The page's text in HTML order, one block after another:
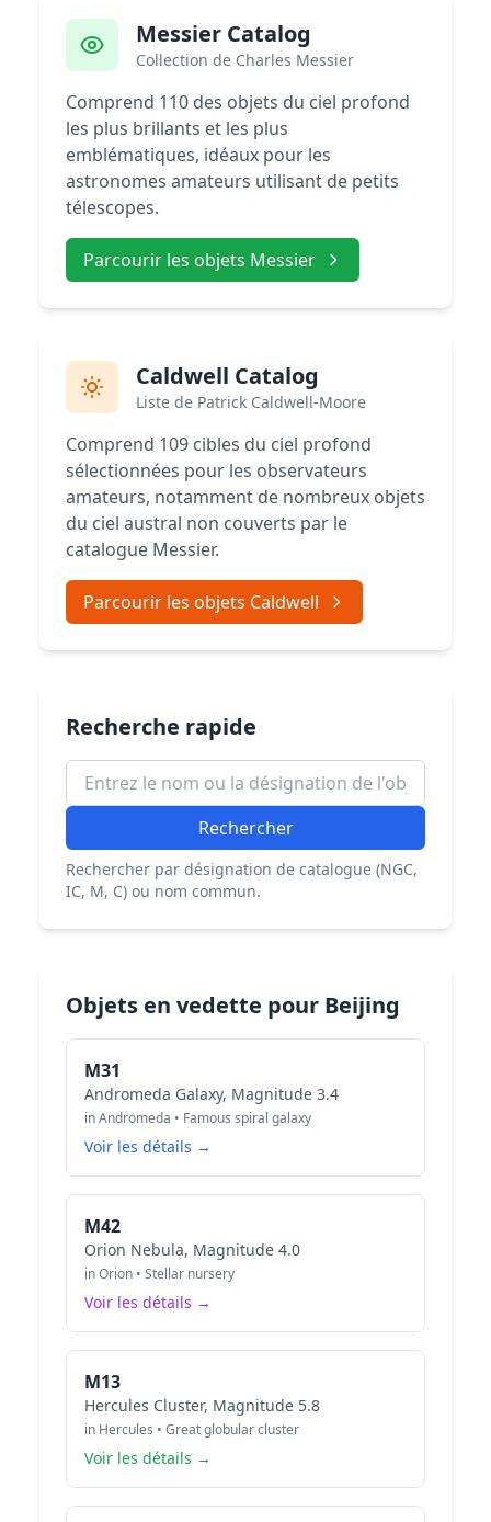
Messier Catalog
Collection de Charles Messier
Comprend 110 des objets du ciel profond
les plus brillants et les plus
emblématiques, idéaux pour les
astronomes amateurs utilisant de petits
télescopes.
Parcourir les objets Messier
Caldwell Catalog
Liste de Patrick Caldwell-Moore
Comprend 109 cibles du ciel profond
sélectionnées pour les observateurs
amateurs, notamment de nombreux objets
du ciel austral non couverts par le
catalogue Messier.
Parcourir les objets Caldwell
Recherche rapide
Rechercher
Rechercher par désignation de catalogue (NGC,
IC, M, C) ou nom commun.
Objets en vedette pour Beijing
M31
Andromeda Galaxy, Magnitude 3.4
in Andromeda • Famous spiral galaxy
Voir les détails →
M42
Orion Nebula, Magnitude 4.0
in Orion • Stellar nursery
Voir les détails →
M13
Hercules Cluster, Magnitude 5.8
in Hercules • Great globular cluster
Voir les détails →